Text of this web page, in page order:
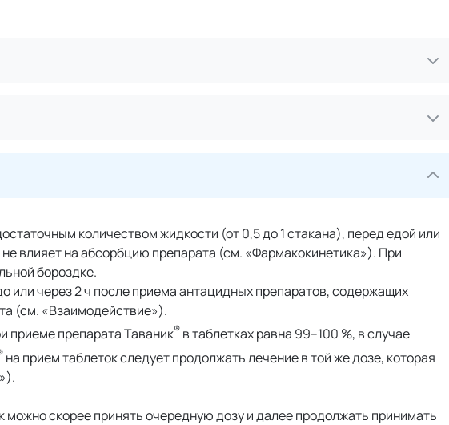
количеством жидкости (от 0,5 до 1 стакана), перед едой или
влияет на абсорбцию препарата (см. «Фармакокинетика»). При
бороздке.
или через 2 ч после приема антацидных препаратов, содержащих
(см. «Взаимодействие»).
приеме препарата Таваник® в таблетках равна 99–100 %, в случае
на прием таблеток следует продолжать лечение в той же дозе, которая
можно скорее принять очередную дозу и далее продолжать принимать